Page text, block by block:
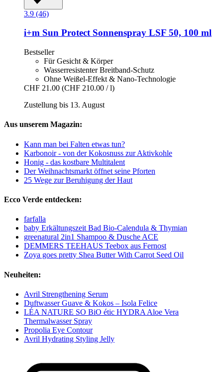
3.9 (46)
i+m Sun Protect Sonnenspray LSF 50, 100 ml
Bestseller
Für Gesicht & Körper
Wasserresistenter Breitband-Schutz
Ohne Weißel-Effekt & Nano-Technologie
CHF 21.00 (CHF 210.00 / l)
Zustellung bis 13. August
Aus unserem Magazin:
Kann man bei Falten etwas tun?
Karbonoir - von der Kokosnuss zur Aktivkohle
Honig - das kostbare Multitalent
Der Weihnachtsmarkt öffnet seine Pforten
25 Wege zur Beruhigung der Haut
Ecco Verde entdecken:
farfalla
baby Erkältungszeit Bad Bio-Calendula & Thymian
greenatural 2in1 Shampoo & Dusche ACE
DEMMERS TEEHAUS Teebox aus Fernost
Zoya goes pretty Shea Butter With Carrot Seed Oil
Neuheiten:
Avril Strengthening Serum
Duftwasser Guave & Kokos – Isola Felice
LÉA NATURE SO BiO étic HYDRA Aloe Vera
Thermalwasser Spray
Propolia Eye Contour
Avril Hydrating Styling Jelly